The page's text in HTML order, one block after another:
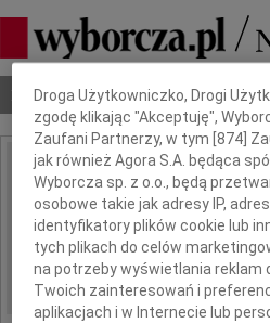
Nekrologi Odeszli Poradnik
IMIĘ I NAZWISKO: Jacek
REGION: Kraków
DATA EMISJI: 06.04.2020
Dbamy o Twoją prywatność
Droga Użytkowniczko, Drogi
zgodę klikając "Akceptuję",
Zaufani Partnerzy, w tym [874]
jak również Agora S.A. będąca
Wyborcza sp. z o.o., będą
osobowe takie jak adresy IP,
identyfikatory plików cookie lub
tych plikach do celów
na potrzeby wyświetlania reklam
Twoich zainteresowań i
aplikacjach i w Internecie lub